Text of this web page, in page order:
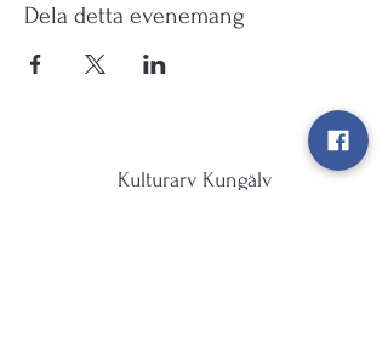
Dela detta evenemang
Kulturarv Kungälv